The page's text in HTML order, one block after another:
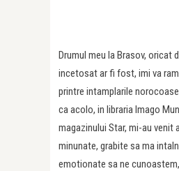
Drumul meu la Brasov, oricat
incetosat ar fi fost, imi va
printre intamplarile
ca acolo, in libraria Imago
magazinului Star, mi-au venit
minunate, grabite sa ma
emotionate sa ne